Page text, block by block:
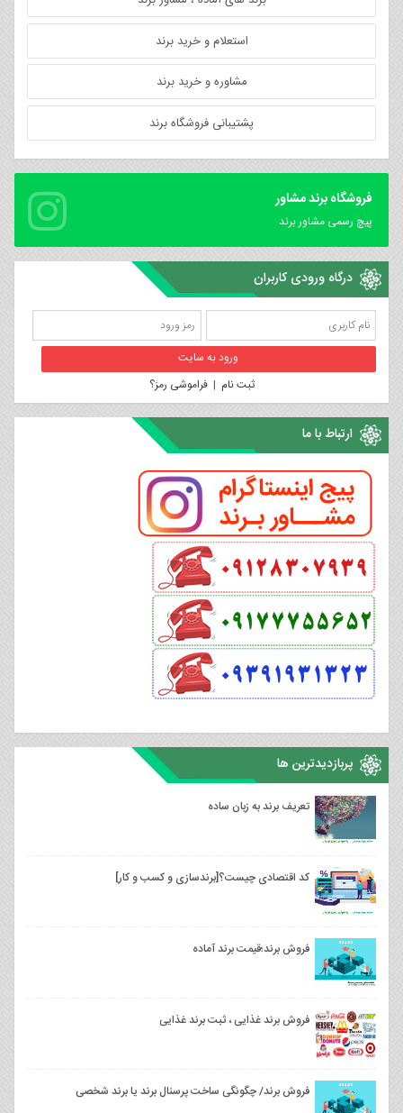
استعلام و خرید برند
مشاوره و خرید برند
پشتیبانی فروشگاه برند
فروشگاه برند مشاور
پیچ رسمی مشاور برند
درگاه ورودی کاربران
ثبت نام |فراموشی رمز؟
ارتباط با ما
پربازدیدترین ها
تعریف برند به زبان ساده
کد اقتصادی چیست؟[برندسازی و کسب و کار]
فروش برند؛قیمت برند آماده
فروش برند غذایی ، ثبت برند غذایی
فروش برند/ چگونگی ساخت پرسنال برند یا برند شخصی